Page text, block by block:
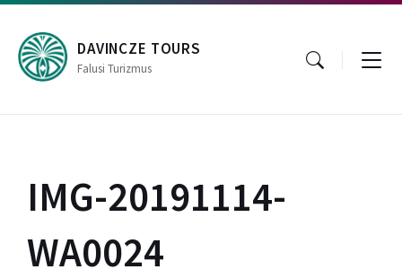
Skip
content
Skip
main
navigation
Skip
footer
DAVINCZE TOURS
Falusi Turizmus
IMG-20191114-
WA0024